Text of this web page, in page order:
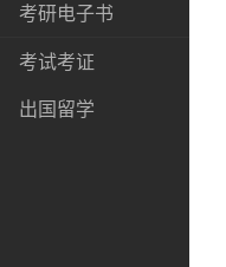
考研电子书
考试考证
出国留学